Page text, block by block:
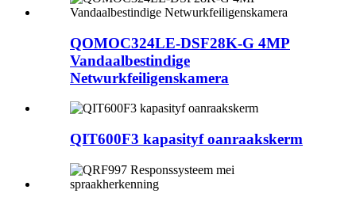
QOMOC324LE-DSF28K-G 4MP
Vandaalbestindige
Netwurkfeiligenskamera
QIT600F3 kapasityf oanraakskerm